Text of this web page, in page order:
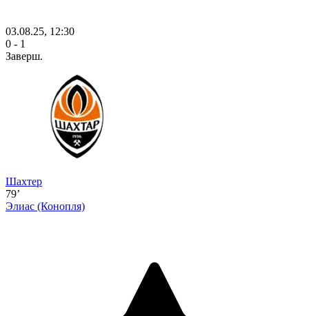
03.08.25, 12:30
0 - 1
Заверш.
Шахтер
79’
Элиас (Конопля)